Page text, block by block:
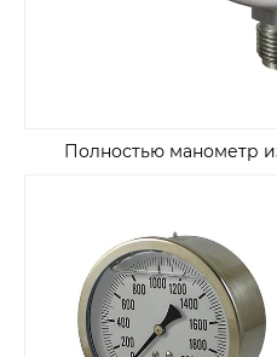
Полностью манометр